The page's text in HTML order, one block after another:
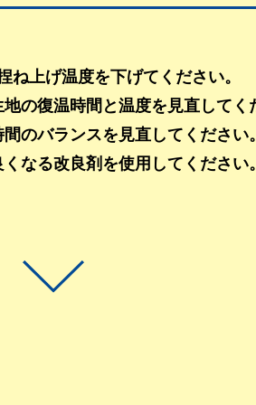
ね上げ温度を下げてください。
の復温時間と温度を見直してく
のバランスを見直してください。
なる改良剤を使用してください。